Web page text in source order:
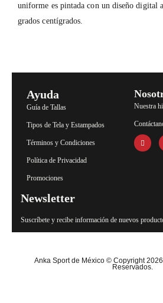
uniforme es pintada con un diseño digital
grados centígrados.
Ayuda
Guía de Tallas
Tipos de Tela y Estampados
Términos y Condiciones
Política de Privacidad
Promociones
Nuestra
Newsletter
Suscríbete y recibe información de nuevos
Anka Sport de México © Copyright
Reservados.